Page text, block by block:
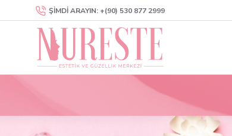
ŞIMDI ARAYIN: +(90) 530 877 2999